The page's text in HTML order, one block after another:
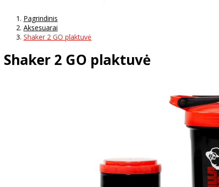
Pagrindinis
Aksesuarai
Shaker 2 GO plaktuvė
Shaker 2 GO plaktuvė